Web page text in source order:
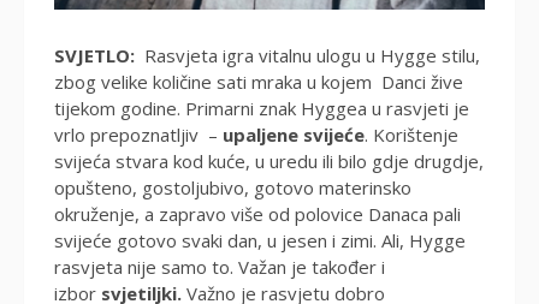
SVJETLO: Rasvjeta igra vitalnu ulogu u Hygge stilu,
zbog velike količine sati mraka u kojem Danci žive
tijekom godine. Primarni znak Hyggea u rasvjeti je
vrlo prepoznatljiv – upaljene svijeće. Korištenje
svijeća stvara kod kuće, u uredu ili bilo gdje drugdje,
opušteno, gostoljubivo, gotovo materinsko
okruženje, a zapravo više od polovice Danaca pali
svijeće gotovo svaki dan, u jesen i zimi. Ali, Hygge
rasvjeta nije samo to. Važan je također i
izbor svjetiljki. Važno je rasvjetu dobro